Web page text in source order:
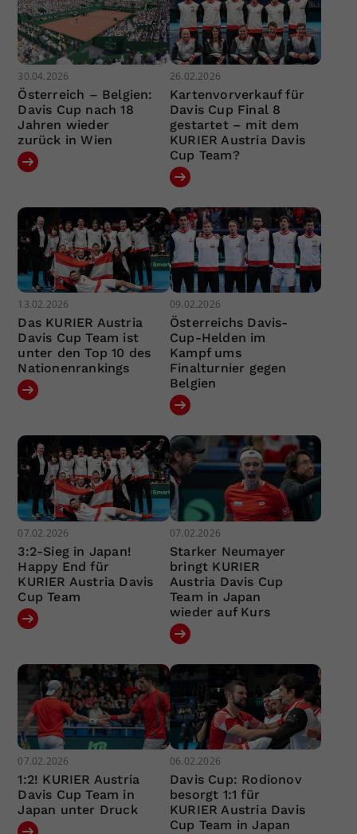
30.04.2026
Österreich – Belgien:
Davis Cup nach 18
Jahren wieder
zurück in Wien
26.02.2026
Kartenvorverkauf für
Davis Cup Final 8
gestartet – mit dem
KURIER Austria Davis
Cup Team?
13.02.2026
Das KURIER Austria
Davis Cup Team ist
unter den Top 10 des
Nationenrankings
09.02.2026
Österreichs Davis-
Cup-Helden im
Kampf ums
Finalturnier gegen
Belgien
07.02.2026
3:2-Sieg in Japan!
Happy End für
KURIER Austria Davis
Cup Team
07.02.2026
Starker Neumayer
bringt KURIER
Austria Davis Cup
Team in Japan
wieder auf Kurs
07.02.2026
1:2! KURIER Austria
Davis Cup Team in
Japan unter Druck
06.02.2026
Davis Cup: Rodionov
besorgt 1:1 für
KURIER Austria Davis
Cup Team in Japan